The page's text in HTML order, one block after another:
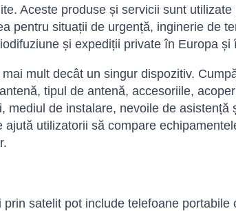
Aceste produse și servicii sunt
pentru situații de urgență, inginerie de
și expediții private în Europa și
mult decât un singur dispozitiv.
tipul de antenă, accesoriile,
mediul de instalare, nevoile de asistență
utilizatorii să compare
satelit pot include telefoane